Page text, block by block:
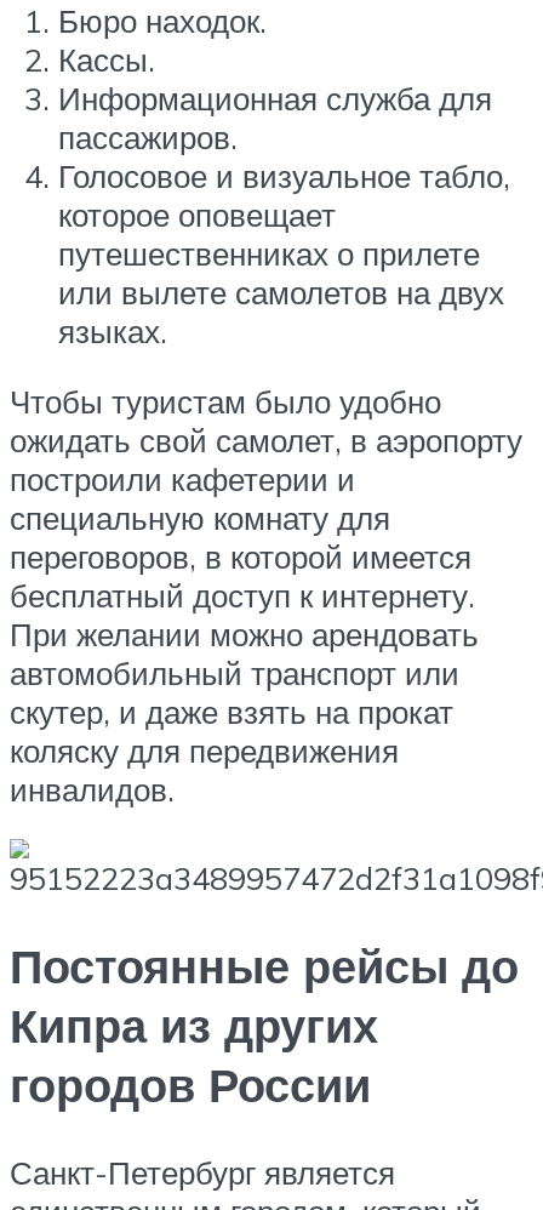
Бюро находок.
Кассы.
Информационная служба для
пассажиров.
Голосовое и визуальное табло,
которое оповещает
путешественниках о прилете
или вылете самолетов на двух
языках.
Чтобы туристам было удобно
ожидать свой самолет, в аэропорту
построили кафетерии и
специальную комнату для
переговоров, в которой имеется
бесплатный доступ к интернету.
При желании можно арендовать
автомобильный транспорт или
скутер, и даже взять на прокат
коляску для передвижения
инвалидов.
Постоянные рейсы до
Кипра из других
городов России
Санкт-Петербург является